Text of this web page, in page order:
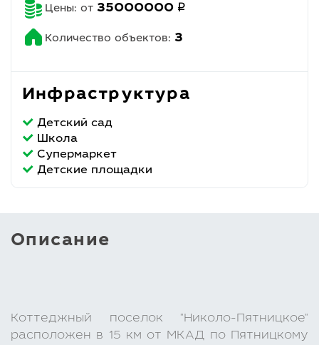
Цены: от 35000000 q
Количество объектов: 3
Инфраструктура
Детский сад
Школа
Супермаркет
Детские площадки
Описание
Коттеджный поселок "Николо-Пятницкое"
расположен в 15 км от МКАД по Пятницкому